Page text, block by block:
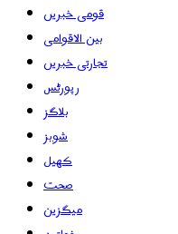
قومی خبریں
بین الاقوامی
تجارتی خبریں
رپورٹس
بلاگز
شوبز
کھیل
صحت
میگزین